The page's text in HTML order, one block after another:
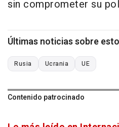
sin comprometer su
Últimas noticias sobre
Rusia Ucrania UE
Contenido patrocinado